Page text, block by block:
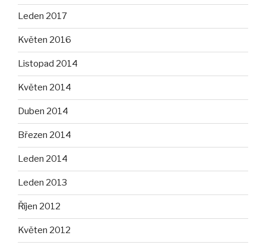
Leden 2017
Květen 2016
Listopad 2014
Květen 2014
Duben 2014
Březen 2014
Leden 2014
Leden 2013
Říjen 2012
Květen 2012